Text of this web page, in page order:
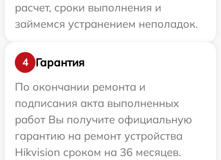
расчет, сроки выполнения и
займемся устранением неполадок.
4
Гарантия
По окончании ремонта и
подписания акта выполненных
работ Вы получите официальную
гарантию на ремонт устройства
Hikvision сроком на 36 месяцев.